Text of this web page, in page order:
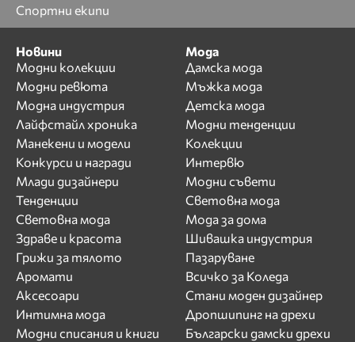
Спортни екипи
Новини
Модни колекции
Модни ревюта
Модна индустрия
Лайфстайл хроника
Манекени и модели
Конкурси и награди
Млади дизайнери
Тенденции
Световна мода
Здраве и красота
Грижи за тялото
Аромати
Аксесоари
Интимна мода
Модни списания и книги
Мода
Дамска мода
Мъжка мода
Детска мода
Модни тенденции
Колекции
Интервю
Модни съвети
Световна мода
Мода за дома
Шивашка индустрия
Пазаруване
Всичко за Коледа
Стани моден дизайнер
Дропшипинг на дрехи
Български дамски дрехи